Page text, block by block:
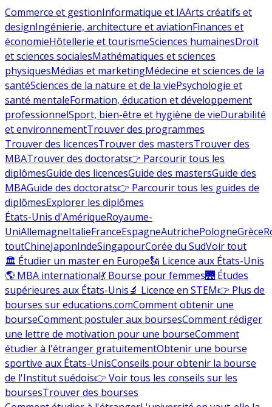
Commerce et gestionInformatique et IAArts créatifs et
designIngénierie, architecture et aviationFinances et
économieHôtellerie et tourismeSciences humainesDroit
et sciences socialesMathématiques et sciences
physiquesMédias et marketingMédecine et sciences de la
santéSciences de la nature et de la viePsychologie et
santé mentaleFormation, éducation et développement
professionnelSport, bien-être et hygiène de vieDurabilité
et environnementTrouver des programmes
Trouver des licencesTrouver des mastersTrouver des
MBATrouver des doctorats👉 Parcourir tous les
diplômesGuide des licencesGuide des mastersGuide des
MBAGuide des doctorats👉 Parcourir tous les guides de
diplômesExplorer les diplômes
États-Unis d'AmériqueRoyaume-
UniAllemagneItalieFranceEspagneAutrichePologneGrèce
toutChineJaponIndeSingapourCorée du SudVoir tout
🏛 Étudier un master en Europe🗽 Licence aux États-Unis
🌎 MBA international💃 Bourse pour femmes🌉 Études
supérieures aux États-Unis🔬 Licence en STEM👉 Plus de
bourses sur educations.comComment obtenir une
bourseComment postuler aux boursesComment rédiger
une lettre de motivation pour une bourseComment
étudier à l'étranger gratuitementObtenir une bourse
sportive aux États-UnisConseils pour obtenir la bourse
de l'Institut suédois👉 Voir tous les conseils sur les
boursesTrouver des bourses